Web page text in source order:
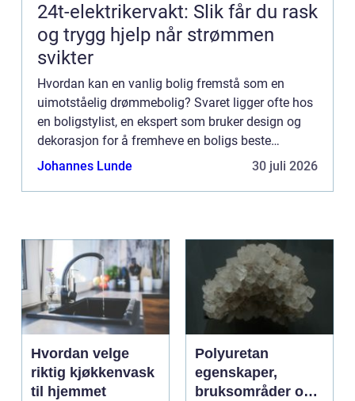
24t-elektrikervakt: Slik får du rask
og trygg hjelp når strømmen
svikter
Hvordan kan en vanlig bolig fremstå som en
uimotståelig drømmebolig? Svaret ligger ofte hos
en boligstylist, en ekspert som bruker design og
dekorasjon for å fremheve en boligs beste
egenskaper. I dagens konkurransepregede ei...
Johannes Lunde 30 juli 2026
Hvordan velge
riktig kjøkkenvask
til hjemmet
Polyuretan
egenskaper,
bruksområder og